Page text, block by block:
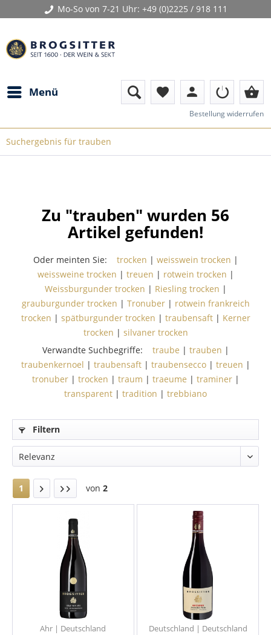
Mo-So von 7-21 Uhr: +49 (0)2225 / 918 111
Menü favorite person shopping_basket
Bestellung widerrufen
Suchergebnis für trauben
Zu "trauben" wurden 56
Artikel gefunden!
Oder meinten Sie: trocken | weisswein trocken |
weissweine trocken | treuen | rotwein trocken |
Weissburgunder trocken | Riesling trocken |
grauburgunder trocken | Tronuber| rotwein frankreich
trocken | spätburgunder trocken | traubensaft| Kerner
trocken | silvaner trocken
Verwandte Suchbegriffe:
traube | trauben |
traubenkernoel | traubensaft| traubensecco| treuen |
tronuber| trocken | traum | traeume | traminer|
transparent | tradition | trebbiano
Filtern
1 von 2
Ahr | Deutschland Deutschland | Deutschland